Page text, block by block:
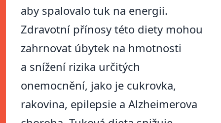
aby spalovalo tuk na energii.
Zdravotní přínosy této diety mohou
zahrnovat úbytek na hmotnosti
a snížení rizika určitých
onemocnění, jako je cukrovka,
rakovina, epilepsie a Alzheimerova